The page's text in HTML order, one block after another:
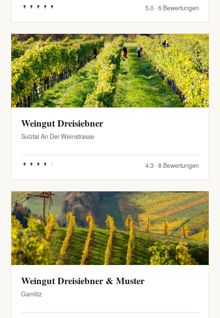
5.0 · 6 Bewertungen
Weingut Dreisiebner
Sulztal An Der Weinstrasse
4.3 · 8 Bewertungen
Weingut Dreisiebner & Muster
Gamlitz